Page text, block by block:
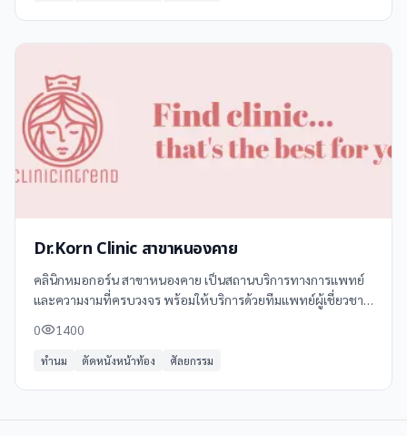
Dr.Korn Clinic สาขาหนองคาย
คลินิกหมอกอร์น สาขาหนองคาย เป็นสถานบริการทางการแพทย์
และความงามที่ครบวงจร พร้อมให้บริการด้วยทีมแพทย์ผู้เชี่ยวชาญ
ความต้องการของทุกคน อาทิ -
0 1400
ทำนม ตัดหนังหน้าท้อง ศัลยกรรม